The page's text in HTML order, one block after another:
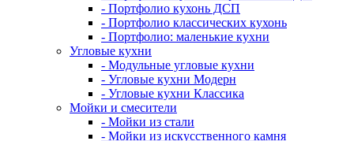
- Портфолио кухонь ДСП
- Портфолио классических кухонь
- Портфолио: маленькие кухни
Угловые кухни
- Модульные угловые кухни
- Угловые кухни Модерн
- Угловые кухни Классика
Мойки и смесители
- Мойки из стали
- Мойки из искусственного камня